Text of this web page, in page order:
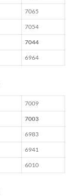
7065
7054
7044
6964
7009
7003
6983
6941
6010